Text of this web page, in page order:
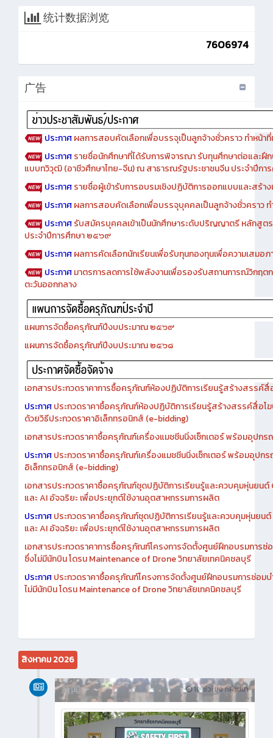
统计数据浏览
7606974
广告
ประกาศผลการสอบคัดเลือกเพื่อบรรจุเป็นลูกจ้างชั่วคราว ทำหน้าที่
ประกาศรายชื่อนักศึกษาที่ได้รับการพิจารณา รับทุนศึกษาต่อและฝึ
แบบทวิวุฒิ (อาชีวศึกษาไทย-จีน) ณ สาธารณรัฐประชาชนจีน ประจำปีก
ประกาศรายชื่อผู้เข้ารับการอบรมเชิงปฏิบัติการออกแบบและสร้า
ประกาศผลการสอบคัดเลือกเพื่อบรรจุบุคคลเป็นลูกจ้างชั่วคราว ท
ประกาศรับสมัครบุคคลเข้าเป็นนักศึกษาระดับปริญญาตรี หลักสูต
ประจำปีการศึกษา ๒๕๖๙
ประกาศผลการคัดเลือกนักเรียนเพื่อรับทุนกองทุนเพื่อความเสมอ
ประกาศมาตรการลดการใช้พลังงานเพื่อรองรับสถานการณ์วิกฤ
ตะวันออกกลาง
แผนการจัดซื้อครุภัณฑ์ปีงบประมาณ ๒๕๖๙
แผนการจัดซื้อครุภัณฑ์ปีงบประมาณ ๒๕๖๘
เอกสารประกวดราคาการซื้อครุภัณฑ์ห้องปฏิบัติการเรียนรู้สร้างสรรค์
ประกาศประกวดราคาซื้อครุภัณฑ์ห้องปฏิบัติการเรียนรู้สร้างสรรค์สื่อโ
ด้วยวิธีประกวดราคาอิเล็กทรอนิกส์ (e-bidding)
เอกสารประกวดราคาซื้อครุภัณฑ์เครื่องแมชชีนนิ่งเซ็กเตอร์ พร้อมอุปก
ประกาศประกวดราคาซื้อครุภัณฑ์เครื่องแมชชีนนิ่งเซ็กเตอร์ พร้อมอุปก
อิเล็กทรอนิกส์ (e-bidding)
เอกสารประกวดราคาซื้อครุภัณฑ์ชุดปฏิบัติการเรียนรู้และควบคุมหุ่นยน
และ AI อัจฉริยะ เพื่อประยุกต์ใช้งานอุตสาหกรรมการผลิต
ประกาศประกวดราคาซื้อครุภัณฑ์ชุดปฏิบัติการเรียนรู้และควบคุมหุ่นยน
และ AI อัจฉริยะ เพื่อประยุกต์ใช้งานอุตสาหกรรมการผลิต
เอกสารประกวดราคาการซื้อครุภัณฑ์โครงการจัดตั้งศูนย์ฝึกอบรมการซ่
ซึ่งไม่มีนักบิน โดรน Maintenance of Drone วิทยาลัยเทคนิคชลบุรี
ประกาศประกวดราคาซื้อครุภัณฑ์โครงการจัดตั้งศูนย์ฝึกอบรมการซ่อมบ
ไม่มีนักบิน โดรน Maintenance of Drone วิทยาลัยเทคนิคชลบุรี
สิงหาคม 2026
10 ชั่วโมง ที่ผ่านมา
新闻